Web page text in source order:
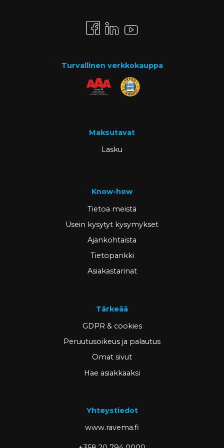
Turvallinen verkkokauppa
Maksutavat
Lasku
Know-how
Tietoa meistä
Usein kysytyt kysymykset
Ajankohtaista
Tietopankki
Asiakastarinat
Tärkeää
GDPR & cookies
Peruutusoikeus ja palautus
Omat sivut
Hae asiakkaaksi
Yhteystiedot
www.ravema.fi